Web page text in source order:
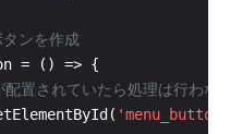
'menu_button'